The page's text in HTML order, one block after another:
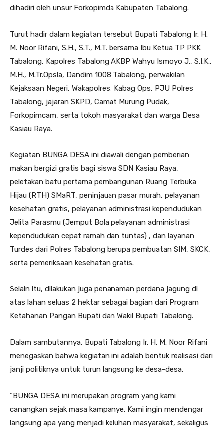
dihadiri oleh unsur Forkopimda Kabupaten Tabalong.
Turut hadir dalam kegiatan tersebut Bupati Tabalong Ir. H.
M. Noor Rifani, S.H., S.T., M.T. bersama Ibu Ketua TP PKK
Tabalong, Kapolres Tabalong AKBP Wahyu Ismoyo J., S.I.K.,
M.H., M.Tr.Opsla, Dandim 1008 Tabalong, perwakilan
Kejaksaan Negeri, Wakapolres, Kabag Ops, PJU Polres
Tabalong, jajaran SKPD, Camat Murung Pudak,
Forkopimcam, serta tokoh masyarakat dan warga Desa
Kasiau Raya.
Kegiatan BUNGA DESA ini diawali dengan pemberian
makan bergizi gratis bagi siswa SDN Kasiau Raya,
peletakan batu pertama pembangunan Ruang Terbuka
Hijau (RTH) SMaRT, peninjauan pasar murah, pelayanan
kesehatan gratis, pelayanan administrasi kependudukan
Jelita Parasmu (Jemput Bola pelayanan administrasi
kependudukan cepat ramah dan tuntas) , dan layanan
Turdes dari Polres Tabalong berupa pembuatan SIM, SKCK,
serta pemeriksaan kesehatan gratis.
Selain itu, dilakukan juga penanaman perdana jagung di
atas lahan seluas 2 hektar sebagai bagian dari Program
Ketahanan Pangan Bupati dan Wakil Bupati Tabalong.
Dalam sambutannya, Bupati Tabalong Ir. H. M. Noor Rifani
menegaskan bahwa kegiatan ini adalah bentuk realisasi dari
janji politiknya untuk turun langsung ke desa-desa.
“BUNGA DESA ini merupakan program yang kami
canangkan sejak masa kampanye. Kami ingin mendengar
langsung apa yang menjadi keluhan masyarakat, sekaligus